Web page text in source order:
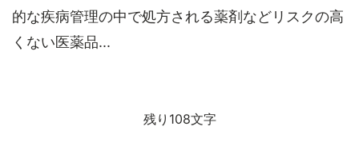
的な疾病管理の中で処方される薬剤などリスクの高
くない医薬品...
残り108文字